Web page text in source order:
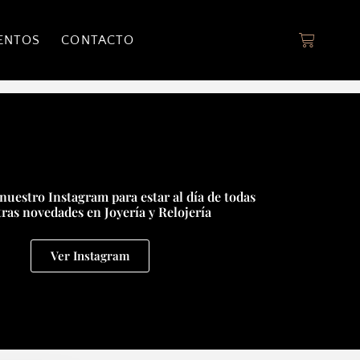
CONTACTO
Instagram para estar al día de todas
novedades en Joyería y Relojería
Ver Instagram